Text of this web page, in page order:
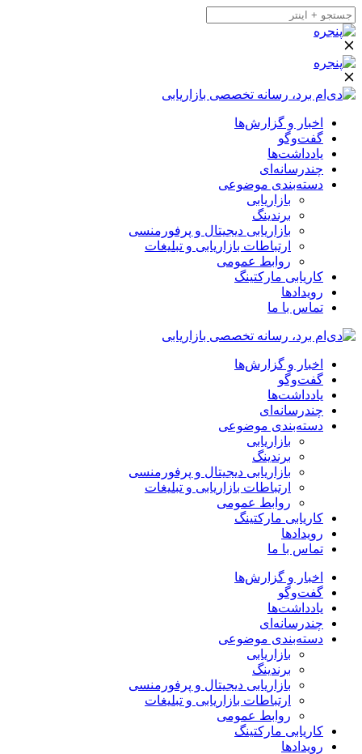
اخبار و گزارش‌ها
گفت‌وگو
یادداشت‌ها
چندرسانه‌ای
دسته‌بندی موضوعی
بازاریابی
برندینگ
بازاریابی دیجیتال و پرفورمنسی
ارتباطات بازاریابی و تبلیغات
روابط عمومی
کاریابی مارکتینگ
رویدادها
تماس با ما
اخبار و گزارش‌ها
گفت‌وگو
یادداشت‌ها
چندرسانه‌ای
دسته‌بندی موضوعی
بازاریابی
برندینگ
بازاریابی دیجیتال و پرفورمنسی
ارتباطات بازاریابی و تبلیغات
روابط عمومی
کاریابی مارکتینگ
رویدادها
تماس با ما
اخبار و گزارش‌ها
گفت‌وگو
یادداشت‌ها
چندرسانه‌ای
دسته‌بندی موضوعی
بازاریابی
برندینگ
بازاریابی دیجیتال و پرفورمنسی
ارتباطات بازاریابی و تبلیغات
روابط عمومی
کاریابی مارکتینگ
رویدادها